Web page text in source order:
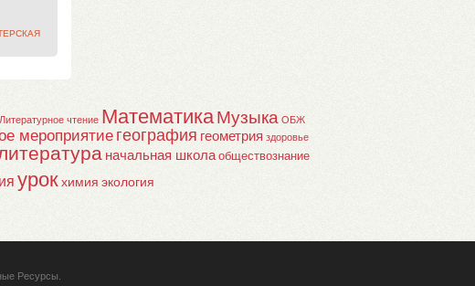
Литературное чтение МатематикаМузыка ОБЖ
мероприятие география геометрия здоровье
начальная школа обществознание
урок химия экология
Ресурсы.